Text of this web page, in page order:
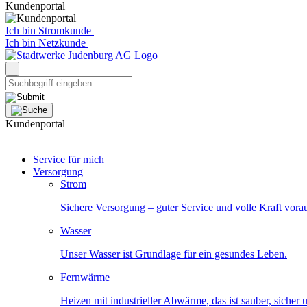
Kundenportal
Ich bin Stromkunde
Ich bin Netzkunde
Kundenportal
Service für mich
Versorgung
Strom
Sichere Versorgung – guter Service und volle Kraft
Wasser
Unser Wasser ist Grundlage für ein gesundes Leben.
Fernwärme
Heizen mit industrieller Abwärme, das ist sauber, sicher